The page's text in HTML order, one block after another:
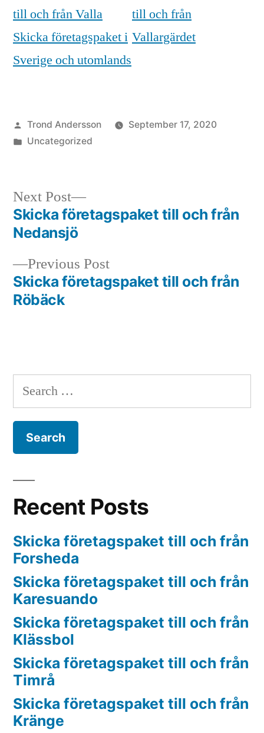
till och från Valla
till och från
Vallargärdet
Skicka företagspaket i
Sverige och utomlands
Posted
by
Trond Andersson
September 17, 2020
Posted
Uncategorized
Post
navigation
Previous PostPrevious
post:
Skicka företagspaket till och från
Röbäck
Next Post
Next
post:
Skicka företagspaket till och från
Nedansjö
Search
for:
Recent Posts
Skicka företagspaket till och från
Forsheda
Skicka företagspaket till och från
Karesuando
Skicka företagspaket till och från
Klässbol
Skicka företagspaket till och från
Timrå
Skicka företagspaket till och från
Kränge